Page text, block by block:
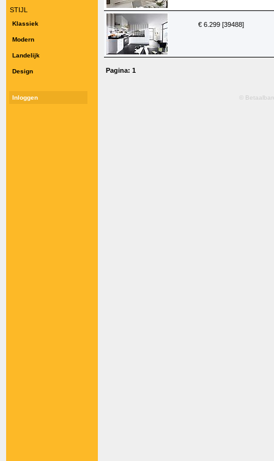
STIJL
Klassiek
Modern
Landelijk
Design
Inloggen
€ 6.299 [39488]
Pagina: 1
©